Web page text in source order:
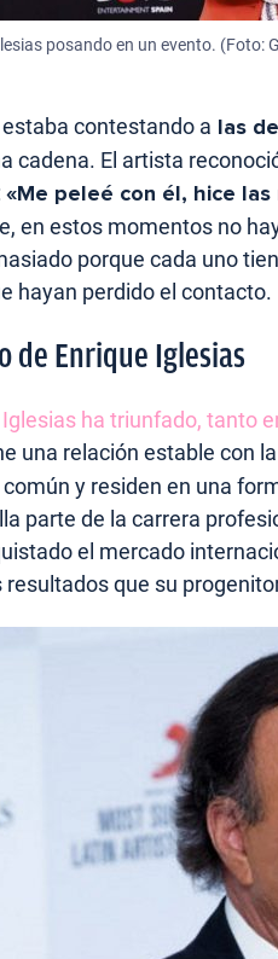
posando en un evento. (Foto:
contestando a las
cadena. El artista
«Me peleé con él, hice
en estos momentos no
porque cada uno
hayan perdido el contacto.
de Enrique Iglesias
ha triunfado, tanto
una relación estable con
común y residen en una
parte de la carrera
el mercado
resultados que su